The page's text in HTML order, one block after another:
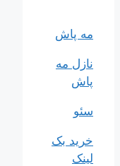
مه پاش
نازل مه
پاش
سئو
خرید بک
لینک